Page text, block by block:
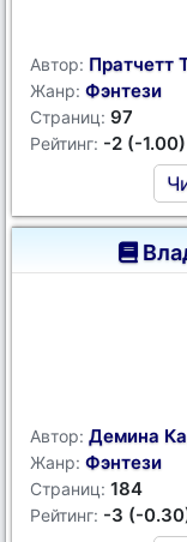
Автор: Пратчетт
Жанр: Фэнтези
Страниц: 97
Рейтинг: -2 (-1.00)
Автор: Демина
Жанр: Фэнтези
Страниц: 184
Рейтинг: -3 (-